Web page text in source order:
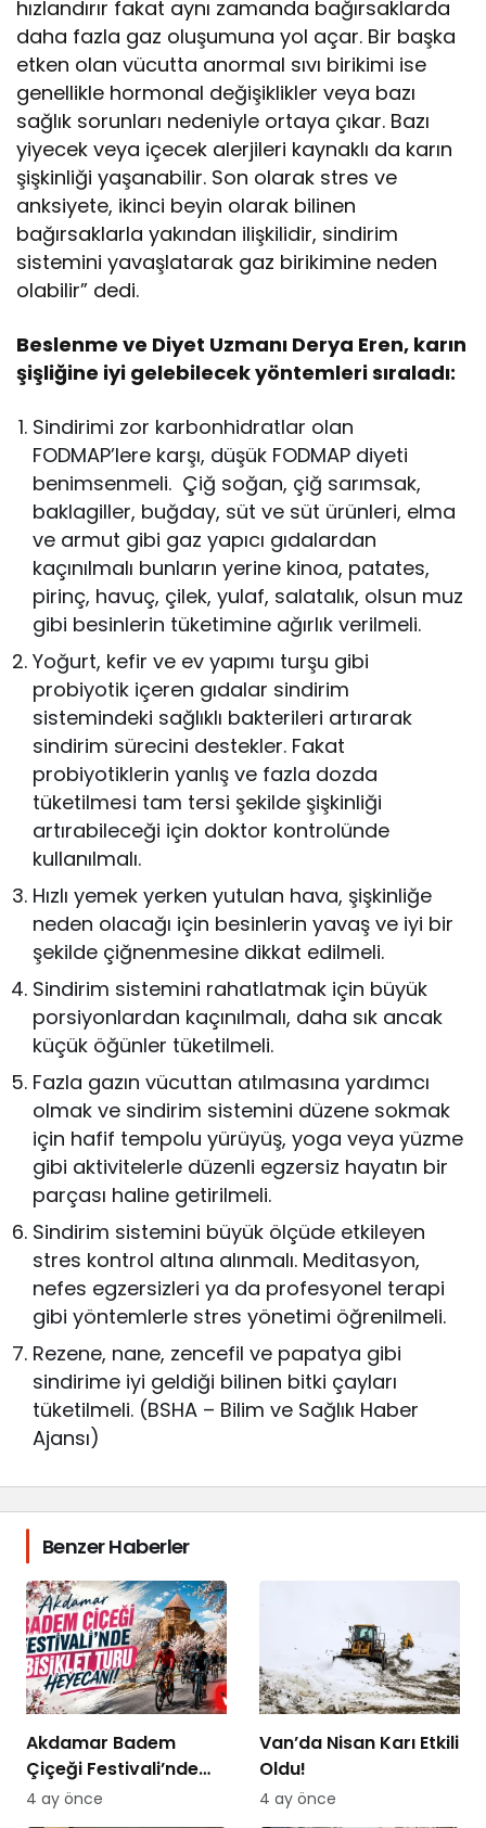
hızlandırır fakat aynı zamanda bağırsaklarda
daha fazla gaz oluşumuna yol açar. Bir başka
etken olan vücutta anormal sıvı birikimi ise
genellikle hormonal değişiklikler veya bazı
sağlık sorunları nedeniyle ortaya çıkar. Bazı
yiyecek veya içecek alerjileri kaynaklı da karın
şişkinliği yaşanabilir. Son olarak stres ve
anksiyete, ikinci beyin olarak bilinen
bağırsaklarla yakından ilişkilidir, sindirim
sistemini yavaşlatarak gaz birikimine neden
olabilir” dedi.
Beslenme ve Diyet Uzmanı Derya Eren, karın
şişliğine iyi gelebilecek yöntemleri sıraladı:
Sindirimi zor karbonhidratlar olan
FODMAP’lere karşı, düşük FODMAP diyeti
benimsenmeli. Çiğ soğan, çiğ sarımsak,
baklagiller, buğday, süt ve süt ürünleri, elma
ve armut gibi gaz yapıcı gıdalardan
kaçınılmalı bunların yerine kinoa, patates,
pirinç, havuç, çilek, yulaf, salatalık, olsun muz
gibi besinlerin tüketimine ağırlık verilmeli.
Yoğurt, kefir ve ev yapımı turşu gibi
probiyotik içeren gıdalar sindirim
sistemindeki sağlıklı bakterileri artırarak
sindirim sürecini destekler. Fakat
probiyotiklerin yanlış ve fazla dozda
tüketilmesi tam tersi şekilde şişkinliği
artırabileceği için doktor kontrolünde
kullanılmalı.
Hızlı yemek yerken yutulan hava, şişkinliğe
neden olacağı için besinlerin yavaş ve iyi bir
şekilde çiğnenmesine dikkat edilmeli.
Sindirim sistemini rahatlatmak için büyük
porsiyonlardan kaçınılmalı, daha sık ancak
küçük öğünler tüketilmeli.
Fazla gazın vücuttan atılmasına yardımcı
olmak ve sindirim sistemini düzene sokmak
için hafif tempolu yürüyüş, yoga veya yüzme
gibi aktivitelerle düzenli egzersiz hayatın bir
parçası haline getirilmeli.
Sindirim sistemini büyük ölçüde etkileyen
stres kontrol altına alınmalı. Meditasyon,
nefes egzersizleri ya da profesyonel terapi
gibi yöntemlerle stres yönetimi öğrenilmeli.
Rezene, nane, zencefil ve papatya gibi
sindirime iyi geldiği bilinen bitki çayları
tüketilmeli. (BSHA – Bilim ve Sağlık Haber
Ajansı)
Benzer Haberler
Akdamar Badem
Çiçeği Festivali’nde
Bisiklet Turu Heyecanı
4 ay önce
Van’da Nisan Karı Etkili
Oldu!
4 ay önce